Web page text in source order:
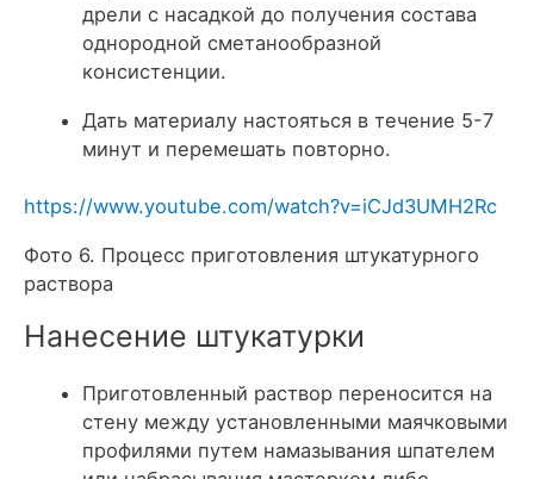
дрели с насадкой до получения состава
однородной сметанообразной
консистенции.
Дать материалу настояться в течение 5-7
минут и перемешать повторно.
https://www.youtube.com/watch?v=iCJd3UMH2Rc
Фото 6. Процесс приготовления штукатурного
раствора
Нанесение штукатурки
Приготовленный раствор переносится на
стену между установленными маячковыми
профилями путем намазывания шпателем